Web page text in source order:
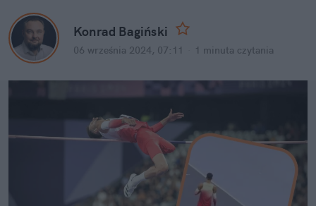
Konrad Bagiński
06 września 2024, 07:11 1 minuta czytania